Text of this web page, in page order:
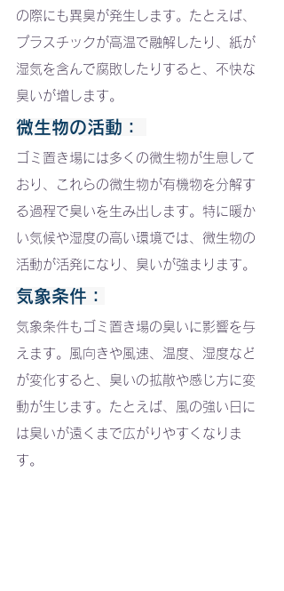
の際にも異臭が発生します。たとえば、
プラスチックが高温で融解したり、紙が
湿気を含んで腐敗したりすると、不快な
臭いが増します。
微生物の活動 ：
ゴミ置き場には多くの微生物が生息して
おり、これらの微生物が有機物を分解す
る過程で臭いを生み出します。特に暖か
い気候や湿度の高い環境では、微生物の
活動が活発になり、臭いが強まります。
気象条件 ：
気象条件もゴミ置き場の臭いに影響を与
えます。風向きや風速、温度、湿度など
が変化すると、臭いの拡散や感じ方に変
動が生じます。たとえば、風の強い日に
は臭いが遠くまで広がりやすくなりま
す。